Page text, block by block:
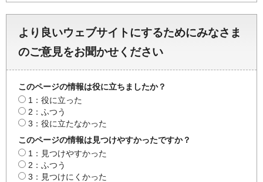
より良いウェブサイトにするためにみなさま
のご意見をお聞かせください
このページの情報は役に立ちましたか？
1：役に立った
2：ふつう
3：役に立たなかった
このページの情報は見つけやすかったですか？
1：見つけやすかった
2：ふつう
3：見つけにくかった